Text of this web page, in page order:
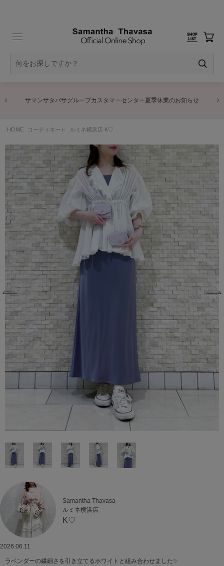
サマンサタバサグループカスタマーセンター夏季休業のお知らせ
HOME コーディネート ルミネ横浜店 K♡
Samantha Thavasa
ルミネ横浜店
K♡
2026.06.11
ラベンダーの繊細さを引き立てるホワイトと組み合わせました✨